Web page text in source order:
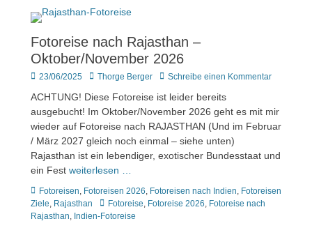
Fotoreise nach Rajasthan –
Oktober/November 2026
Veröffentlicht
23/06/2025 Author
Thorge Berger Schreibe einen Kommentar
ACHTUNG! Diese Fotoreise ist leider bereits
ausgebucht! Im Oktober/November 2026 geht es mit mir
wieder auf Fotoreise nach RAJASTHAN (Und im Februar
/ März 2027 gleich noch einmal – siehe unten)
Rajasthan ist ein lebendiger, exotischer Bundesstaat und
ein Fest weiterlesen …
Kategorien
Fotoreisen, Fotoreisen 2026, Fotoreisen nach Indien, Fotoreisen
Ziele, Rajasthan TagsFotoreise, Fotoreise 2026, Fotoreise nach
Rajasthan, Indien-Fotoreise